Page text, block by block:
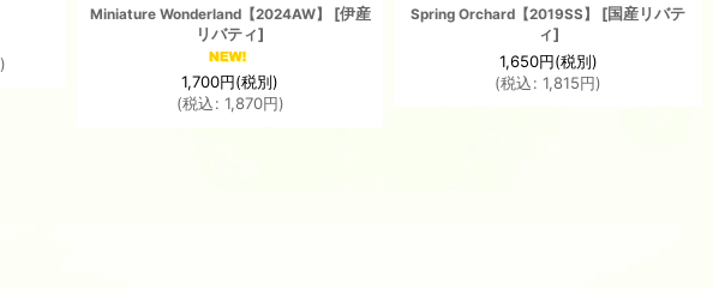
)
Miniature Wonderland【2024AW】 [伊産
リバティ]
1,700円(税別)
(税込: 1,870円)
Spring Orchard【2019SS】 [国産リバテ
ィ]
1,650円(税別)
(税込: 1,815円)